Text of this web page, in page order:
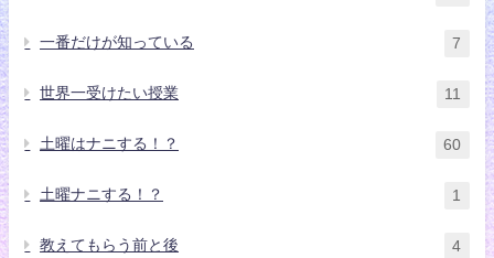
一番だけが知っている 7
世界一受けたい授業 11
土曜はナニする！？ 60
土曜ナニする！？ 1
教えてもらう前と後 4